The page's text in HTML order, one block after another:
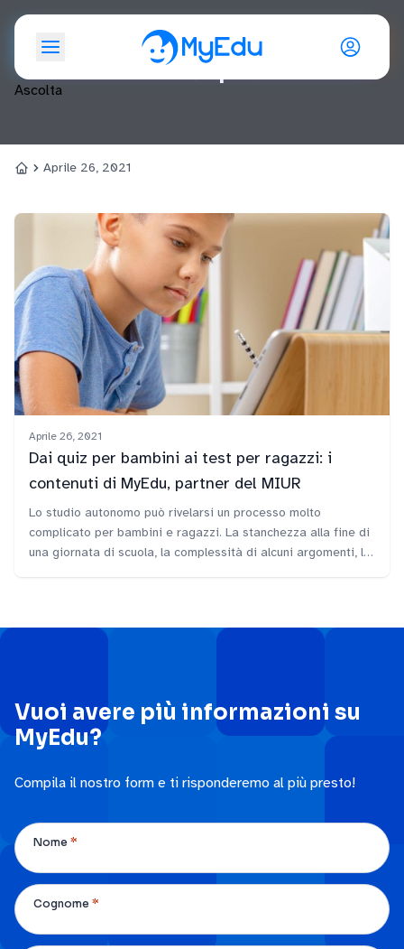
Ascolta
Giorno: <span>26 Aprile
2021</span>
HomeAprile 26, 2021
Aprile 26, 2021
Dai quiz per bambini ai test per ragazzi: i
contenuti di MyEdu, partner del MIUR
Lo studio autonomo può rivelarsi un processo molto
complicato per bambini e ragazzi. La stanchezza alla fine di
una giornata di scuola, la complessità di alcuni argomenti, la
Vuoi avere più informazioni su
MyEdu?
Compila il nostro form e ti risponderemo al più presto!
Nome *
Cognome *